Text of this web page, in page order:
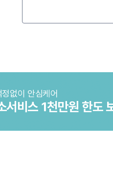
없이 안심케어
서비스 1천만원 한도